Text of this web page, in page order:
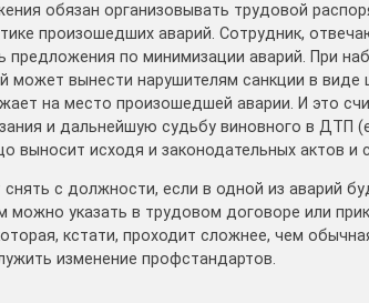
обязан организовывать трудовой
произошедших аварий. Сотрудник,
предложения по минимизации аварий. При
может вынести нарушителям санкции в
на место произошедшей аварии. И это
и дальнейшую судьбу виновного в ДТП
выносит исходя и законодательных актов и
снять с должности, если в одной из аварий
можно указать в трудовом договоре или
кстати, проходит сложнее, чем
изменение профстандартов.